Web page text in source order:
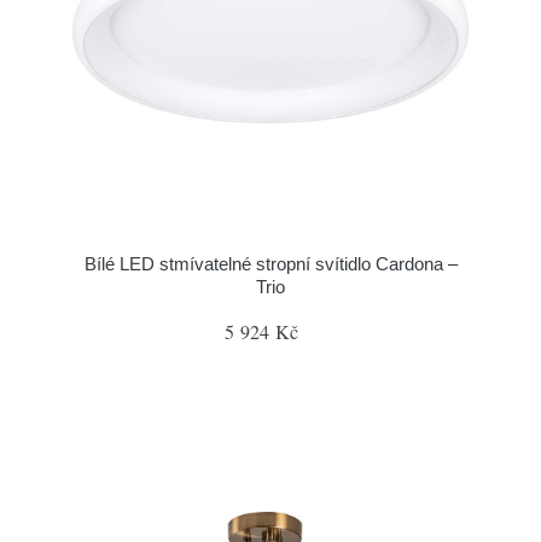
Bílé LED stmívatelné stropní svítidlo Cardona –
Trio
5 924 Kč